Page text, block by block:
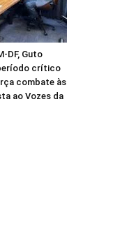
DF, Guto
crítico
combate às
ao Vozes da